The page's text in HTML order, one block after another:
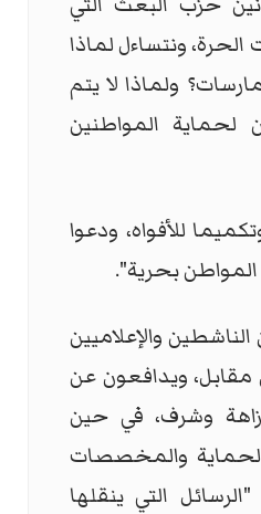
ونتساءل لماذا
ولماذا لا يتم
لحماية المواطنين
للأفواه، ودعوا
بحرية".
والإعلاميين
مقابل، ويدافعون عن
وشرف، في حين
والمخصصات
التي ينقلها